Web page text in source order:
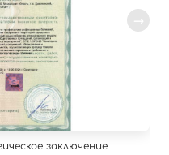
заключение